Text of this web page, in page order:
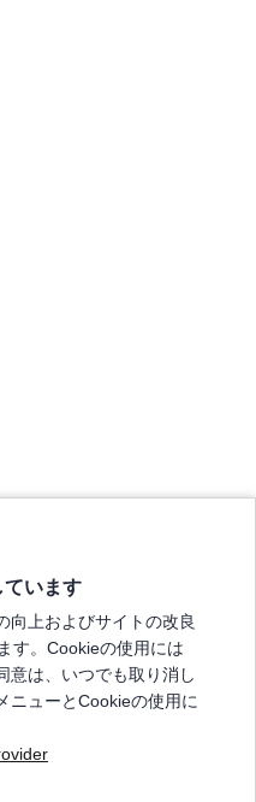
います
向上およびサイトの改良
す。Cookieの使用には
意は、いつでも取り消し
ニューとCookieの使用に